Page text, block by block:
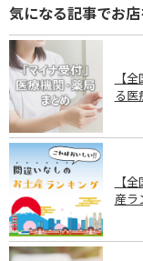
気になる記事でお
【
る医
【
産ラ